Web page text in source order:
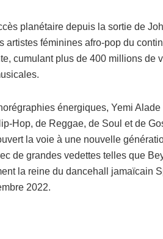
planétaire depuis la sortie de
artistes féminines afro-pop du
cumulant plus de 400 millions de
énergiques, Yemi
Hop, de Reggae, de Soul et de
la voie à une nouvelle
de grandes vedettes telles que
la reine du dancehall jamaïcain
2022.